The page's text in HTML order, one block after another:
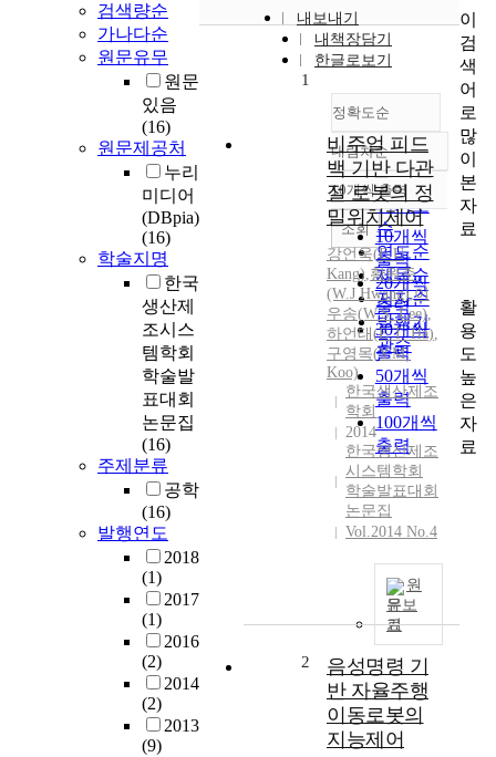
검색량순
가나다순
원문유무
원문
있음
(16)
원문제공처
누리
미디어
(DBpia)
(16)
학술지명
한국
생산제
조시스
템학회
학술발
표대회
논문집
(16)
주제분류
공학
(16)
발행연도
2018
(1)
2017
(1)
2016
(2)
2014
(2)
2013
(9)
내보내기
내책장담기
한글로보기
정확도순
정확도
순
인기도
순
연도순
제목순
저자순
발행기
관순
내림차순
내림차순
10개씩 출력
10개씩
출력
20개씩
출력
30개씩
출력
50개씩
출력
100개씩
출력
조회
1
비주얼 피드
백 기반 다관
절 로봇의 정
밀위치제어
강언욱(E.U
Kang),황원준
(W.J Hwang),이
우송(W.S. Lee),
하언태 (E.T. Ha),
구영목(Y.M.
Koo)
한국생산제조
학회
2014
한국생산제조
시스템학회
학술발표대회
논문집
Vol.2014 No.4
원
문보
기
2
음성명령 기
반 자율주행
이동로봇의
지능제어
이
검
색
어
로
많
이
본
자
료
활
용
도
높
은
자
료